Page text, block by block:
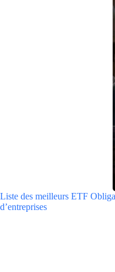
Liste des meilleurs ETF
d’entreprises